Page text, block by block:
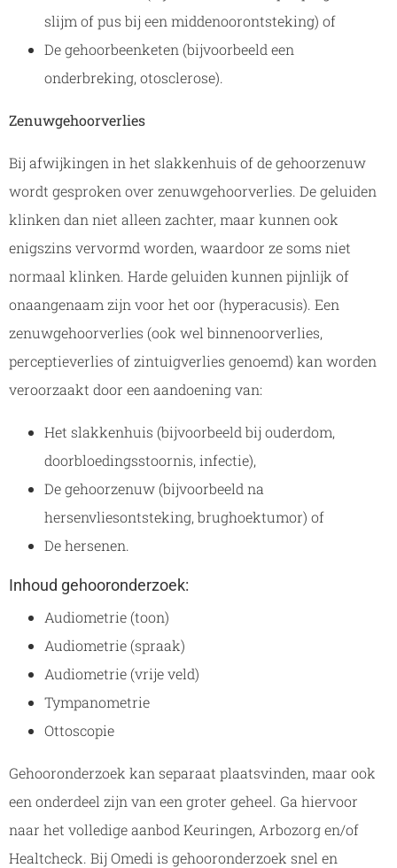
slijm of pus bij een middenoorontsteking) of
De gehoorbeenketen (bijvoorbeeld een
onderbreking, otosclerose).
Zenuwgehoorverlies
Bij afwijkingen in het slakkenhuis of de gehoorzenuw
wordt gesproken over zenuwgehoorverlies. De geluiden
klinken dan niet alleen zachter, maar kunnen ook
enigszins vervormd worden, waardoor ze soms niet
normaal klinken. Harde geluiden kunnen pijnlijk of
onaangenaam zijn voor het oor (hyperacusis). Een
zenuwgehoorverlies (ook wel binnenoorverlies,
perceptieverlies of zintuigverlies genoemd) kan worden
veroorzaakt door een aandoening van:
Het slakkenhuis (bijvoorbeeld bij ouderdom,
doorbloedingsstoornis, infectie),
De gehoorzenuw (bijvoorbeeld na
hersenvliesontsteking, brughoektumor) of
De hersenen.
Inhoud gehooronderzoek:
Audiometrie (toon)
Audiometrie (spraak)
Audiometrie (vrije veld)
Tympanometrie
Ottoscopie
Gehooronderzoek kan separaat plaatsvinden, maar ook
een onderdeel zijn van een groter geheel. Ga hiervoor
naar het volledige aanbod Keuringen, Arbozorg en/of
Healtcheck. Bij Omedi is gehooronderzoek snel en